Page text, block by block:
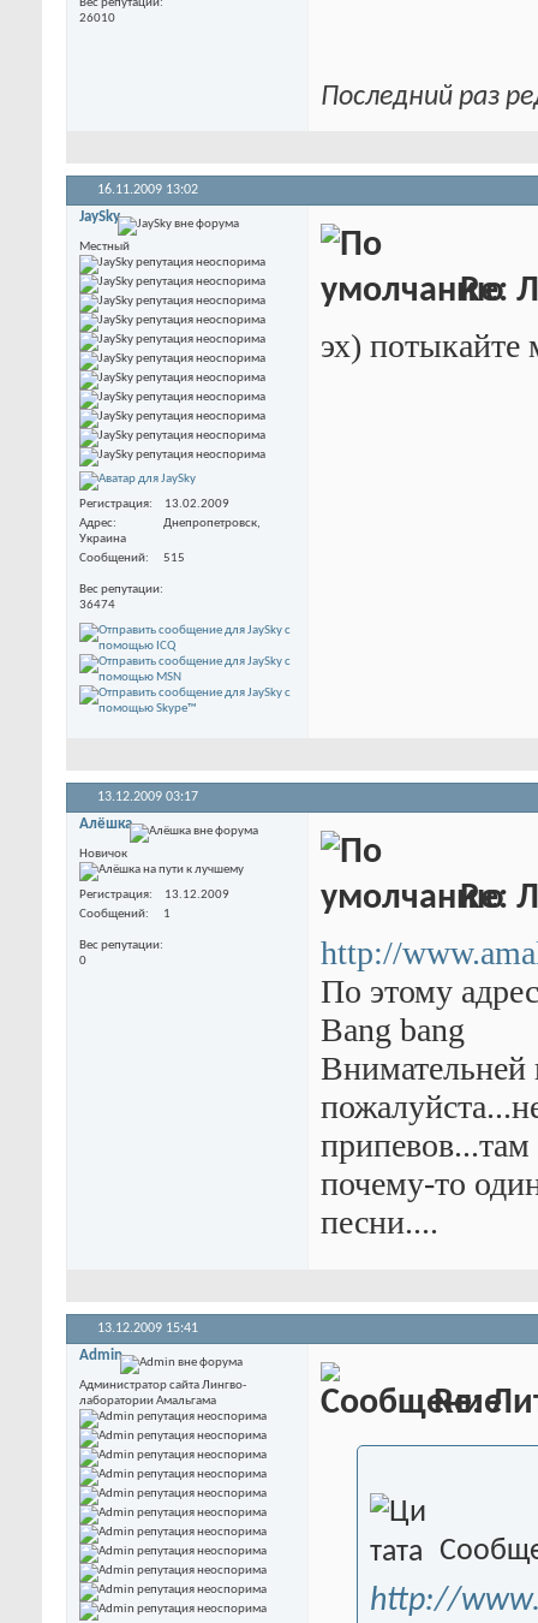
Вес репутации
26010
Последний раз
16.11.2009 13:02
JaySky
Местный
Регистрация
13.02.2009
Адрес
Днепропетровск,
Украина
Сообщений
515
Вес репутации
36474
Re:
эх)
13.12.2009 03:17
Алёшка
Новичок
Регистрация
13.12.2009
Сообщений
1
Вес репутации
0
Re:
http://
По этому
Bang bang
Внимательней
почему-то
песни....
13.12.2009 15:41
Admin
Администратор сайта Лингво-
лаборатории Амальгама
Re:
http://